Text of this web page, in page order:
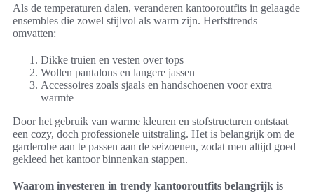
Als de temperaturen dalen, veranderen kantooroutfits in gelaagde
ensembles die zowel stijlvol als warm zijn. Herfsttrends
omvatten:
Dikke truien en vesten over tops
Wollen pantalons en langere jassen
Accessoires zoals sjaals en handschoenen voor extra
warmte
Door het gebruik van warme kleuren en stofstructuren ontstaat
een cozy, doch professionele uitstraling. Het is belangrijk om de
garderobe aan te passen aan de seizoenen, zodat men altijd goed
gekleed het kantoor binnenkan stappen.
Waarom investeren in trendy kantooroutfits belangrijk is